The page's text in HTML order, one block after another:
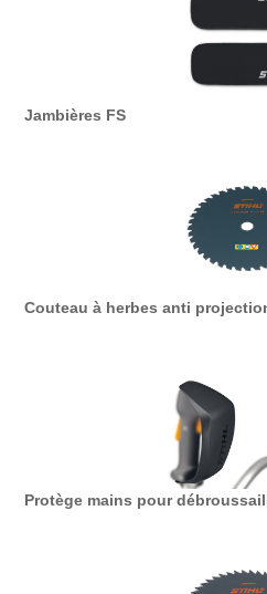
Jambières FS
Couteau à herbes anti
Protège mains pour